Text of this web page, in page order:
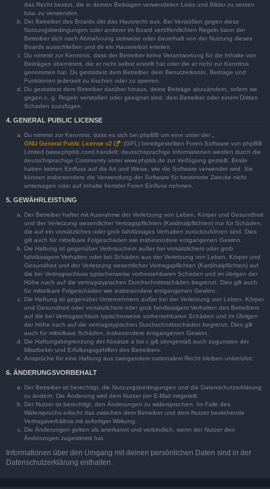
das Recht besitzt, die in deinen Beiträgen verwendeten Links und Bilder zu setzen
bzw. zu verwenden.
Der Betreiber des Boards übt das Hausrecht aus. Bei Verstößen gegen diese
Nutzungsbedingungen oder anderer im Board veröffentlichten Regeln kann der
Betreiber dich nach Abmahnung zeitweise oder dauerhaft von der Nutzung dieses
Boards ausschließen und dir ein Hausverbot erteilen.
Du nimmst zur Kenntnis, dass der Betreiber keine Verantwortung für die Inhalte von
Beiträgen übernimmt, die er nicht selbst erstellt hat oder die er nicht zur Kenntnis
genommen hat. Du gestattest dem Betreiber, dein Benutzerkonto, Beiträge und
Funktionen jederzeit zu löschen oder zu sperren.
Du gestattest dem Betreiber darüber hinaus, deine Beiträge abzuändern, sofern sie
gegen o. g. Regeln verstoßen oder geeignet sind, dem Betreiber oder einem Dritten
Schaden zuzufügen.
4. GENERAL PUBLIC LICENSE
Du nimmst zur Kenntnis, dass es sich bei phpBB um eine unter der „
GNU General Public License v2
“ (GPL) bereitgestellten Foren-Software von phpBB
Limited (www.phpbb.com) handelt; deutschsprachige Informationen werden durch die
deutschsprachige Community unter www.phpbb.de zur Verfügung gestellt. Beide
haben keinen Einfluss auf die Art und Weise, wie die Software verwendet wird. Sie
können insbesondere die Verwendung der Software für bestimmte Zwecke nicht
untersagen oder auf Inhalte fremder Foren Einfluss nehmen.
5. GEWÄHRLEISTUNG
Der Betreiber haftet mit Ausnahme der Verletzung von Leben, Körper und Gesundheit
und der Verletzung wesentlicher Vertragspflichten (Kardinalpflichten) nur für Schäden,
die auf ein vorsätzliches oder grob fahrlässiges Verhalten zurückzuführen sind. Dies
gilt auch für mittelbare Folgeschäden wie insbesondere entgangenen Gewinn.
Die Haftung ist gegenüber Verbrauchern außer bei vorsätzlichem oder grob
fahrlässigem Verhalten oder bei Schäden aus der Verletzung von Leben, Körper und
Gesundheit und der Verletzung wesentlicher Vertragspflichten (Kardinalpflichten) auf
die bei Vertragsschluss typischerweise vorhersehbaren Schäden und im übrigen der
Höhe nach auf die vertragstypischen Durchschnittsschäden begrenzt. Dies gilt auch
für mittelbare Folgeschäden wie insbesondere entgangenen Gewinn.
Die Haftung ist gegenüber Unternehmern außer bei der Verletzung von Leben, Körper
und Gesundheit oder vorsätzlichem oder grob fahrlässigem Verhalten des Betreibers
auf die bei Vertragsschluss typischerweise vorhersehbaren Schäden und im Übrigen
der Höhe nach auf die vertragstypischen Durchschnittsschäden begrenzt. Dies gilt
auch für mittelbare Schäden, insbesondere entgangenen Gewinn.
Die Haftungsbegrenzung der Absätze a bis c gilt sinngemäß auch zugunsten der
Mitarbeiter und Erfüllungsgehilfen des Betreibers.
Ansprüche für eine Haftung aus zwingendem nationalem Recht bleiben unberührt.
6. ÄNDERUNGSVORBEHALT
Der Betreiber ist berechtigt, die Nutzungsbedingungen und die Datenschutzerklärung
zu ändern. Die Änderung wird dem Nutzer per E-Mail mitgeteilt.
Der Nutzer ist berechtigt, den Änderungen zu widersprechen. Im Falle des
Widerspruchs erlischt das zwischen dem Betreiber und dem Nutzer bestehende
Vertragsverhältnis mit sofortiger Wirkung.
Die Änderungen gelten als anerkannt und verbindlich, wenn der Nutzer den
Änderungen zugestimmt hat.
Informationen über den Umgang mit deinen persönlichen Daten sind in der
Datenschutzerklärung enthalten.